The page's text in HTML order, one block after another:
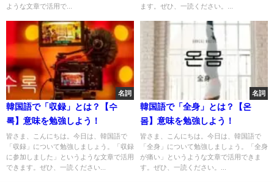
ような文章で活用で...
ます。ぜひ、一読ください。...
名詞
韓国語で「収録」とは？【수
록】意味を勉強しよう！
皆さま、こんにちは。今日は、韓国語で
「収録」について勉強しましょう。「収録
に参加しました」というような文章で活用
できます。ぜひ、一読ください...
名詞
韓国語で「全身」とは？【온
몸】意味を勉強しよう！
皆さま、こんにちは。今日は、韓国語で
「全身」について勉強しましょう。「全身
が痛い」というような文章で活用できま
す。ぜひ、一読ください。...